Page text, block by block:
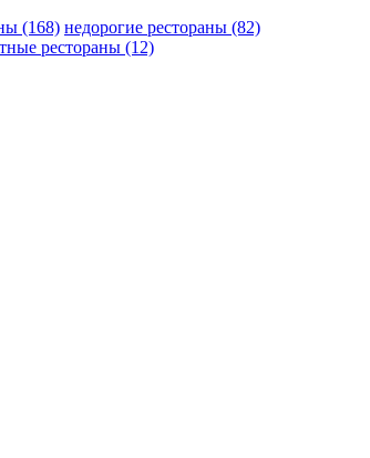
(168) недорогие рестораны (82)
рестораны (12)